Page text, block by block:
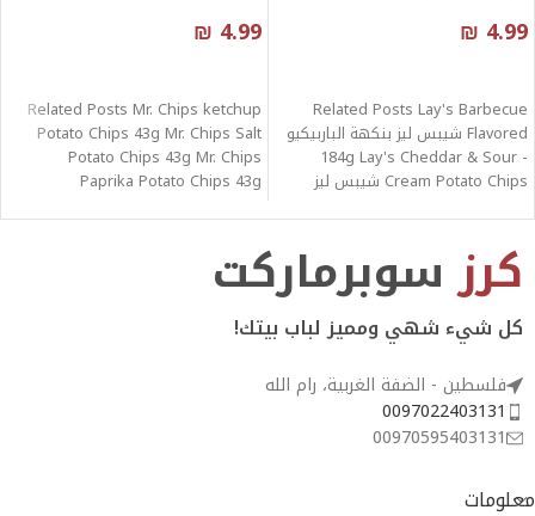
₪ 4.99
Related Posts Lay's Barbecue
Flavored شيبس ليز بنكهة الباربيكيو
- 184g Lay's Cheddar & Sour
Cream Potato Chips شيبس ليز
₪ 4.99
Related Posts Mr. Chips ketchup
Potato Chips 43g Mr. Chips Salt
Potato Chips 43g Mr. Chips
Paprika Potato Chips 43g
كرز سوبرماركت
كل شيء شهي ومميز لباب بيتك!
فلسطين - الضفة الغربية، رام الله
0097022403131
00970595403131
معلومات